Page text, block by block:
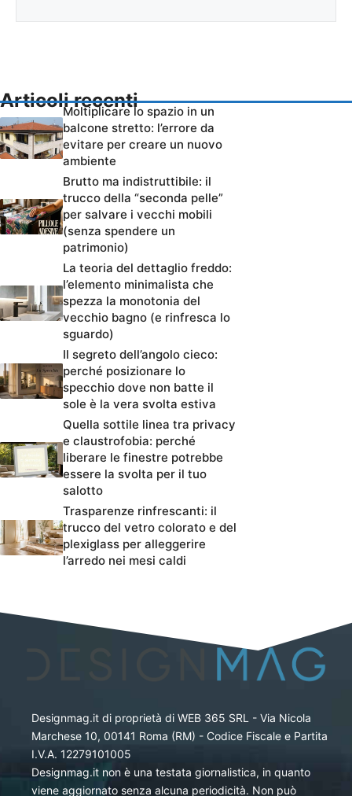
Articoli recenti
Moltiplicare lo spazio in un
balcone stretto: l’errore da
evitare per creare un nuovo
ambiente
Brutto ma indistruttibile: il
trucco della “seconda pelle”
per salvare i vecchi mobili
(senza spendere un
patrimonio)
La teoria del dettaglio freddo:
l’elemento minimalista che
spezza la monotonia del
vecchio bagno (e rinfresca lo
sguardo)
Il segreto dell’angolo cieco:
perché posizionare lo
specchio dove non batte il
sole è la vera svolta estiva
Quella sottile linea tra privacy
e claustrofobia: perché
liberare le finestre potrebbe
essere la svolta per il tuo
salotto
Trasparenze rinfrescanti: il
trucco del vetro colorato e del
plexiglass per alleggerire
l’arredo nei mesi caldi
Designmag.it di proprietà di WEB 365 SRL - Via Nicola
Marchese 10, 00141 Roma (RM) - Codice Fiscale e Partita
I.V.A. 12279101005
Designmag.it non è una testata giornalistica, in quanto
viene aggiornato senza alcuna periodicità. Non può